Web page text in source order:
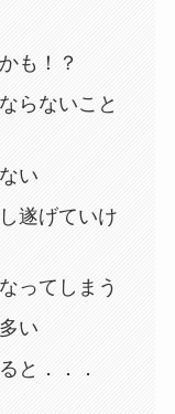
も！？
らないこと
い
遂げていけ
ってしまう
い
と．．．